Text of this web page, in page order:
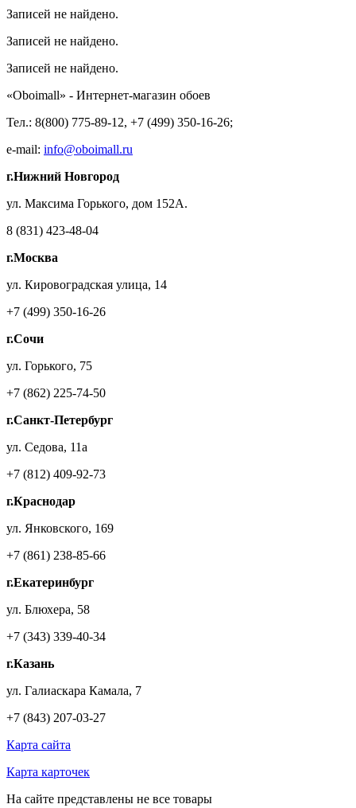
Записей не найдено.
Записей не найдено.
Записей не найдено.
«Oboimall» - Интернет-магазин обоев
Тел.: 8(800) 775-89-12, +7 (499) 350-16-26;
e-mail: info@oboimall.ru
г.Нижний Новгород
ул. Максима Горького, дом 152А.
8 (831) 423-48-04
г.Москва
ул. Кировоградская улица, 14
+7 (499) 350-16-26
г.Сочи
ул. Горького, 75
+7 (862) 225-74-50
г.Санкт-Петербург
ул. Седова, 11а
+7 (812) 409-92-73
г.Краснодар
ул. Янковского, 169
+7 (861) 238-85-66
г.Екатеринбург
ул. Блюхера, 58
+7 (343) 339-40-34
г.Казань
ул. Галиаскара Камала, 7
+7 (843) 207-03-27
Карта сайта
Карта карточек
На сайте представлены не все товары